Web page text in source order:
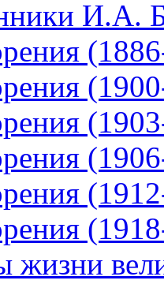
И.А.
жизни